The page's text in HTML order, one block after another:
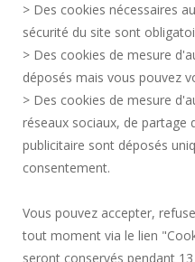
PRESS AREA
ACCESSIBILITY
PERSONAL DATA
TERMS OF USE
CREDITS
COOKIE MANAGEMENT
Join us !
> Des cookies nécessaires
sécurité du site sont
> Des cookies de mesure
déposés mais vous pouvez
> Des cookies de mesure
réseaux sociaux, de
publicitaire sont déposés
consentement.
Vous pouvez accepter,
tout moment via le lien
seront conservés pendant